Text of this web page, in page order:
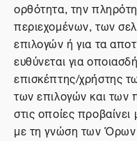
ορθότητα, την
περιεχομένων, των
επιλογών ή για τα
ευθύνεται για
επισκέπτης/χρήστης
των επιλογών και των
στις οποίες
με τη γνώση των